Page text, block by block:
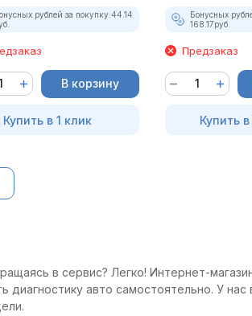
рублей за покупку:44.14
В корзину
Купить в 1 клик
Бонусных
168.17руб.
Предзаказ
Купить в
в сервис? Легко! Интернет-
авто самостоятельно. У нас